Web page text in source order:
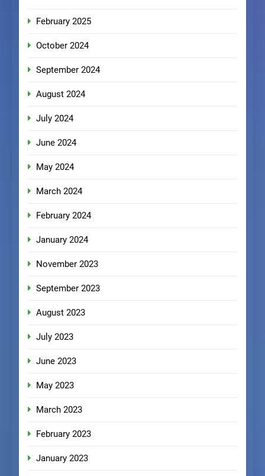
February 2025
October 2024
September 2024
August 2024
July 2024
June 2024
May 2024
March 2024
February 2024
January 2024
November 2023
September 2023
August 2023
July 2023
June 2023
May 2023
March 2023
February 2023
January 2023